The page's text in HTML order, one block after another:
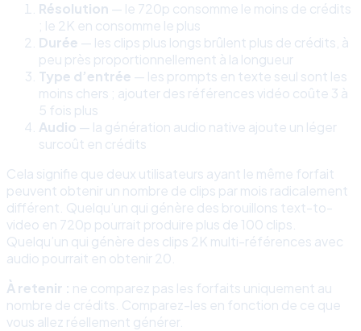
Résolution — le 720p consomme le moins de crédits
; le 2K en consomme le plus
Durée — les clips plus longs brûlent plus de crédits, à
peu près proportionnellement à la longueur
Type d’entrée — les prompts en texte seul sont les
moins chers ; ajouter des références vidéo coûte 3 à
5 fois plus
Audio — la génération audio native ajoute un léger
surcoût en crédits
Cela signifie que deux utilisateurs ayant le même forfait
peuvent obtenir un nombre de clips par mois radicalement
différent. Quelqu’un qui génère des brouillons text-to-
video en 720p pourrait produire plus de 100 clips.
Quelqu’un qui génère des clips 2K multi-références avec
audio pourrait en obtenir 20.
À retenir : ne comparez pas les forfaits uniquement au
nombre de crédits. Comparez-les en fonction de ce que
vous allez réellement générer.